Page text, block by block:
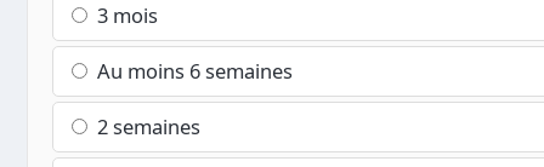
3 mois
Au moins 6 semaines
2 semaines